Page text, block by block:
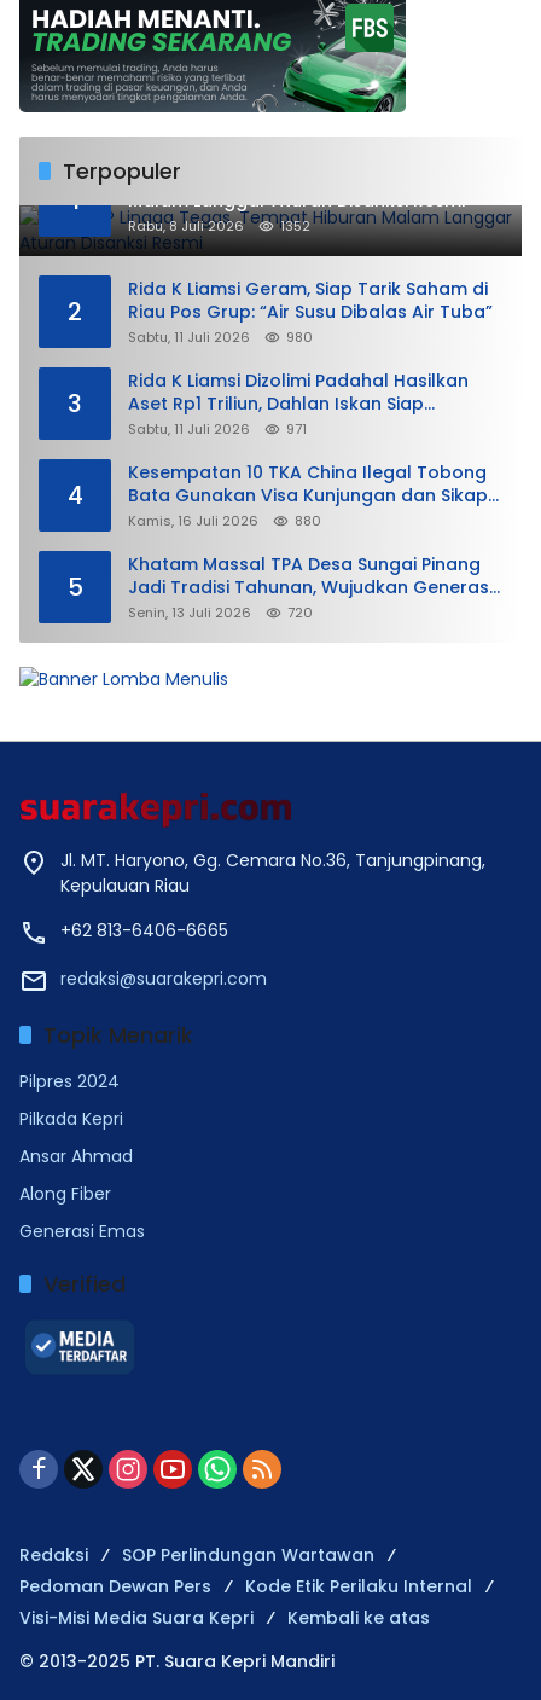
Terpopuler
1
DPMPTSP Lingga Tegas, Tempat Hiburan
Malam Langgar Aturan Disanksi Resmi
Rabu, 8 Juli 2026 1352
2
Rida K Liamsi Geram, Siap Tarik Saham di
Riau Pos Grup: “Air Susu Dibalas Air Tuba”
Sabtu, 11 Juli 2026 980
3
Rida K Liamsi Dizolimi Padahal Hasilkan
Aset Rp1 Triliun, Dahlan Iskan Siap
Membela
Sabtu, 11 Juli 2026 971
4
Kesempatan 10 TKA China Ilegal Tobong
Bata Gunakan Visa Kunjungan dan Sikap
Lunak Ditjen Imigrasi Kepri?
Kamis, 16 Juli 2026 880
5
Khatam Massal TPA Desa Sungai Pinang
Jadi Tradisi Tahunan, Wujudkan Generasi
Qurani
Senin, 13 Juli 2026 720
Jl. MT. Haryono, Gg. Cemara No.36, Tanjungpinang,
Kepulauan Riau
+62 813-6406-6665
redaksi@suarakepri.com
Topik Menarik
Pilpres 2024
Pilkada Kepri
Ansar Ahmad
Along Fiber
Generasi Emas
Verified
Redaksi
SOP Perlindungan Wartawan
Pedoman Dewan Pers
Kode Etik Perilaku Internal
Visi-Misi Media Suara Kepri
Kembali ke atas
© 2013-2025 PT. Suara Kepri Mandiri